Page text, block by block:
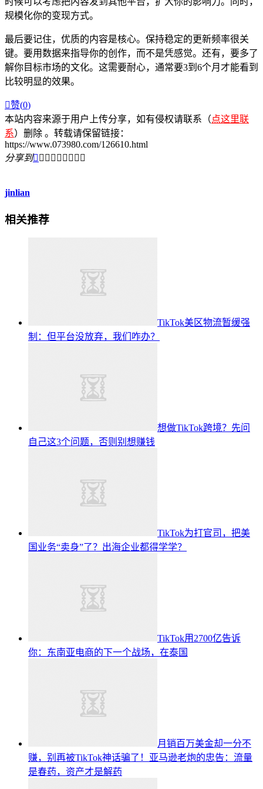
规模化你的变现方式。
最后要记住，优质的内容是核心。保持稳定的更新频率很关
键。要用数据来指导你的创作，而不是凭感觉。还有，要多了
解你目标市场的文化。这需要耐心，通常要3到6个月才能看到
比较明显的效果。
赞(0)
本站内容来源于用户上传分享，如有侵权请联系（点这里联
系）删除 。转载请保留链接：
https://www.073980.com/126610.html
分享到        
jinlian
相关推荐
TikTok美区物流暂缓强
制：但平台没放弃，我们咋办？
想做TikTok跨境？先问
自己这3个问题，否则别想赚钱
TikTok为打官司，把美
国业务“卖身”了？出海企业都得学学？
TikTok用2700亿告诉
你：东南亚电商的下一个战场，在泰国
月销百万美金却一分不
赚，别再被TikTok神话骗了！亚马逊老炮的忠告：流量
是春药，资产才是解药